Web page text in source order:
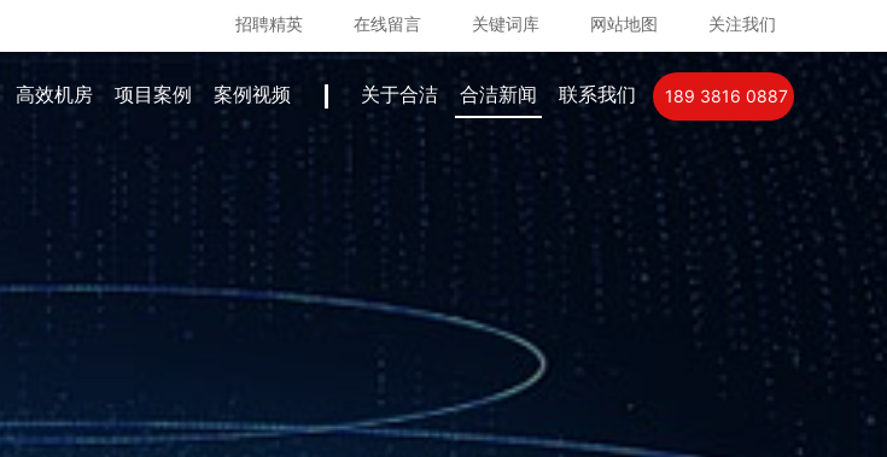
招聘精英 在线留言 关键词库 网站地图 关注我们
高效机房 项目案例 案例视频 关于合洁 合洁新闻 联系我们 189 3816 0887